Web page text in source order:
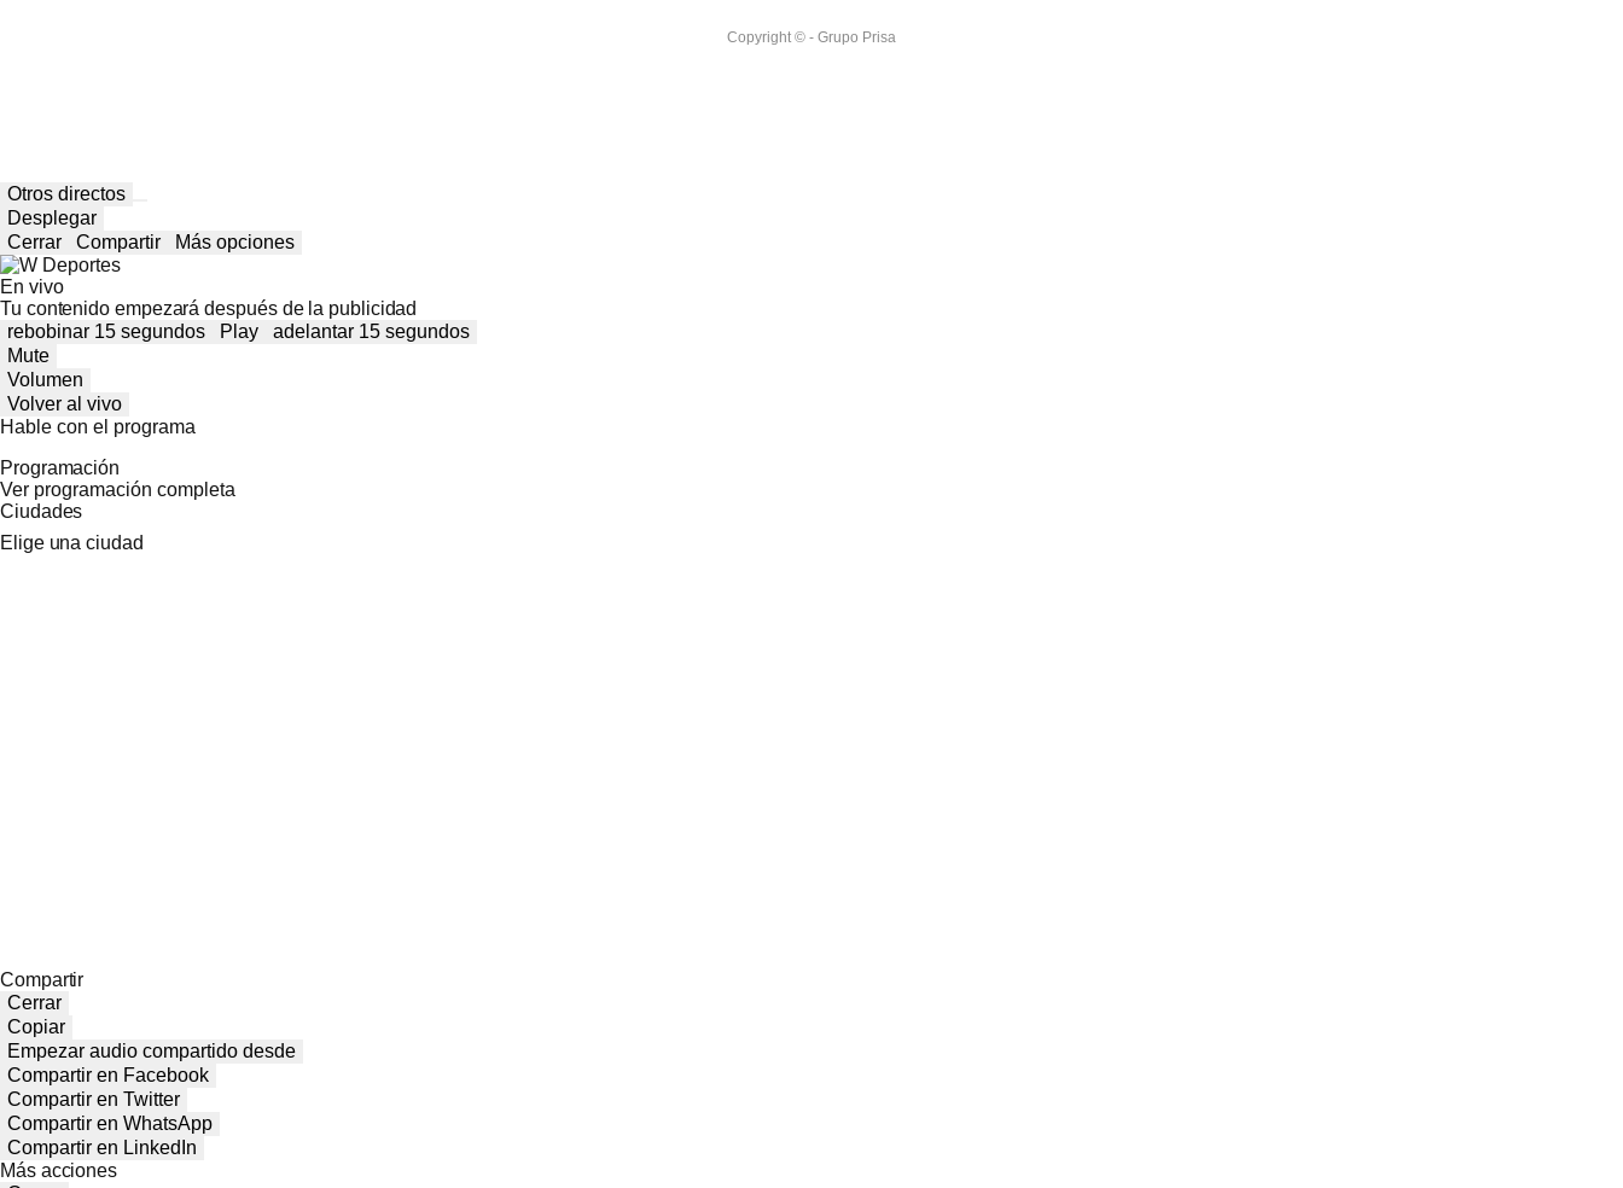
Copyright © - Grupo Prisa
Otros directos
Desplegar
Cerrar
Compartir Más opciones
En vivo
Tu contenido empezará después de la publicidad
rebobinar 15 segundos
Play
adelantar 15 segundos
Mute
Volumen
Volver al vivo
Hable con el programa
Programación
Ver programación completa
Ciudades
Elige una ciudad
Compartir
Cerrar
Copiar
Empezar audio compartido desde
Compartir en Facebook
Compartir en Twitter
Compartir en WhatsApp
Compartir en LinkedIn
Más acciones